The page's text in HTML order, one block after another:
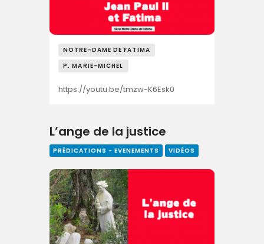
NOTRE-DAME DE FATIMA
P. MARIE-MICHEL
https://youtu.be/tmzw-K6Esk0
L’ange de la justice
PRÉDICATIONS - EVENEMENTS VIDÉOS